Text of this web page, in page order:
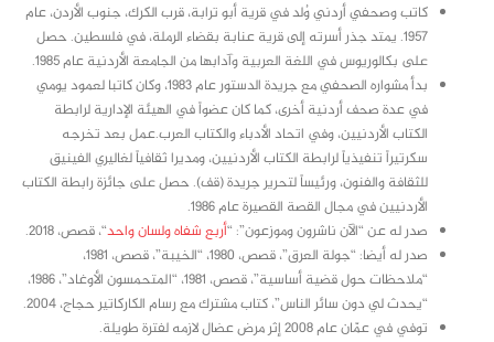
كاتب وصحفي أردني وُلد في قرية أبو ترابة، قرب الكرك، جنوب الأردن، عام
1957. يمتد جذر أسرته إلى قرية عنابة بقضاء الرملة، في فلسطين. حصل
على بكالوريوس في اللغة العربية وآدابها من الجامعة الأردنية عام 1985.
بدأ مشواره الصحفي مع جريدة الدستور عام 1983، وكان كاتبا لعمود يومي
في عدة صحف أردنية أخرى، كما كان عضواً في الهيئة الإدارية لرابطة
الكتاب الأردنيين، وفي اتحاد الأدباء والكتاب العرب.عمل بعد تخرجه
سكرتيراً تنفيذياً لرابطة الكتاب الأردنيين، ومديرا ثقافياً لغاليري الفينيق
للثقافة والفنون، ورئيساً لتحرير جريدة (قف). حصل على جائزة رابطة الكتاب
الأردنيين في مجال القصة القصيرة عام 1986.
صدر له عن “الآن ناشرون وموزعون”: “أربع شفاه ولسان واحد“، قصص، 2018.
صدر له أيضا: “جولة العرق”، قصص، 1980، “الخيبة”، قصص، 1981،
“ملاحظات حول قضية أساسية”، قصص، 1981، “المتحمسون الأوغاد”، 1986،
“يحدث لي دون سائر الناس”، كتاب مشترك مع رسام الكاركاتير حجاج، 2004.
توفي في عمّان عام 2008 إثر مرض عضال لازمه لفترة طويلة.